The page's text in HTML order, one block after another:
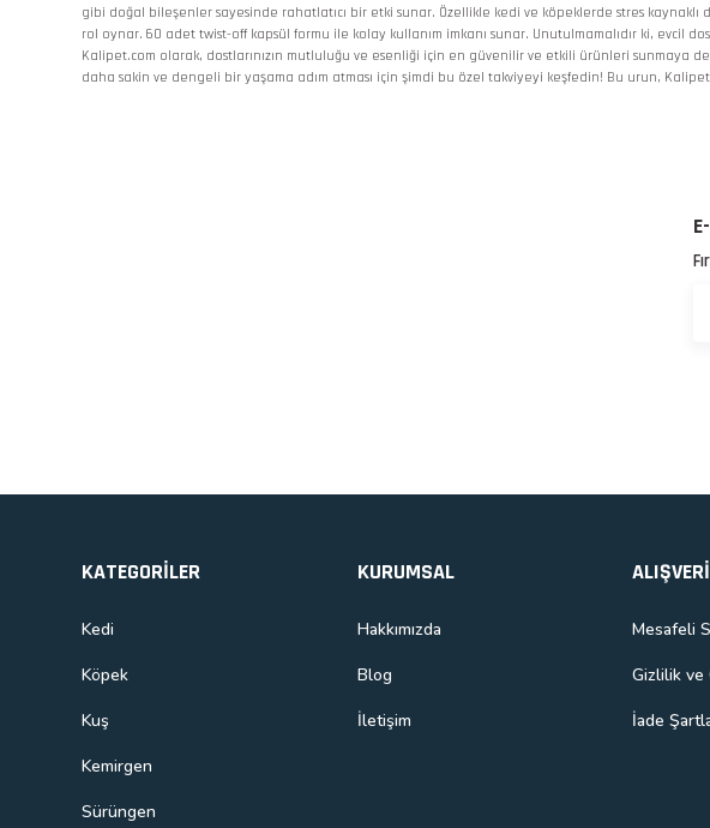
gibi doğal bileşenler sayesinde rahatlatıcı bir etki sunar. Özellikle kedi ve köpeklerde stres
rol oynar. 60 adet twist-off kapsül formu ile kolay kullanım imkanı sunar. Unutulmamalıdır ki, evcil
Kalipet.com olarak, dostlarınızın mutluluğu ve esenliği için en güvenilir ve etkili ürünleri sunmaya
daha sakin ve dengeli bir yaşama adım atması için şimdi bu özel takviyeyi keşfedin! Bu urun,
KATEGORİLER
Kedi
Köpek
Kuş
Kemirgen
Sürüngen
KURUMSAL
Hakkımızda
Blog
İletişim
Mesafeli
Gizlilik ve
İade